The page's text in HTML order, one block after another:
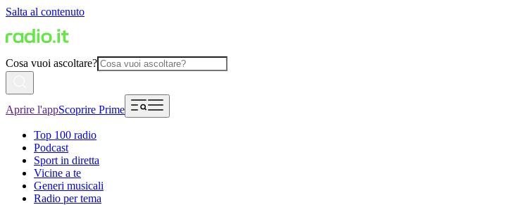
Salta al contenuto
Cosa vuoi ascoltare?
Aprire l'appScoprire Prime
Top 100 radio
Podcast
Sport in diretta
Vicine a te
Generi musicali
Radio per tema